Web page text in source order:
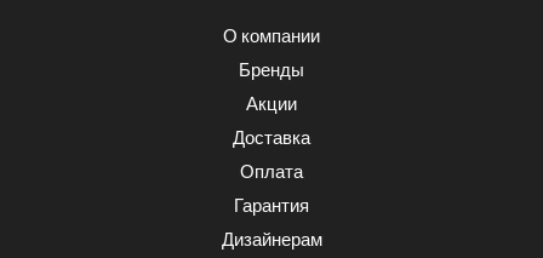
О компании
Бренды
Акции
Доставка
Оплата
Гарантия
Дизайнерам